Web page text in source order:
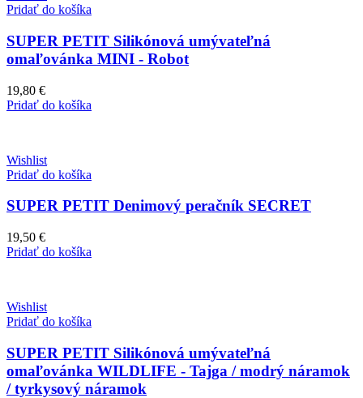
Pridať do košíka
SUPER PETIT Silikónová umývateľná
omaľovánka MINI - Robot
19,80 €
Pridať do košíka
Wishlist
Pridať do košíka
SUPER PETIT Denimový peračník SECRET
19,50 €
Pridať do košíka
Wishlist
Pridať do košíka
SUPER PETIT Silikónová umývateľná
omaľovánka WILDLIFE - Tajga / modrý náramok
/ tyrkysový náramok